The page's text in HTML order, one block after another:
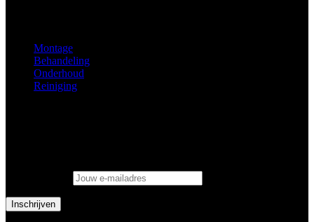
Montage
Behandeling
Onderhoud
Reiniging